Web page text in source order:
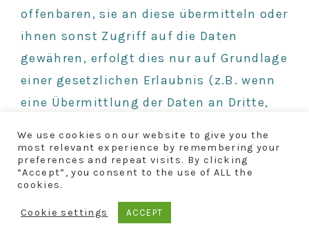
offenbaren, sie an diese übermitteln oder
ihnen sonst Zugriff auf die Daten
gewähren, erfolgt dies nur auf Grundlage
einer gesetzlichen Erlaubnis (z.B. wenn
eine Übermittlung der Daten an Dritte,
Abs. 1 lit. b DSGVO zur Vertragserfüllung
erforderlich ist), Sie eingewilligt haben,
eine rechtliche Verpflichtung dies
vorsieht oder auf Grundlage unserer
We use cookies on our website to give you the
most relevant experience by remembering your
preferences and repeat visits. By clicking
“Accept”, you consent to the use of ALL the
cookies.
Cookie settings ACCEPT